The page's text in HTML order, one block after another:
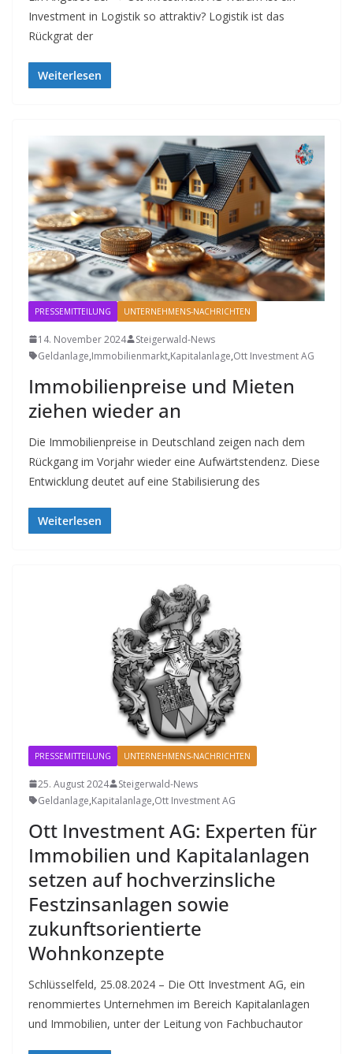
Investment in Logistik so attraktiv? Logistik ist das
Rückgrat der
Weiterlesen
PRESSEMITTEILUNG UNTERNEHMENS-NACHRICHTEN
14. November 2024
Steigerwald-News
Geldanlage,Immobilienmarkt,Kapitalanlage,Ott Investment AG
Immobilienpreise und Mieten
ziehen wieder an
Die Immobilienpreise in Deutschland zeigen nach dem
Rückgang im Vorjahr wieder eine Aufwärtstendenz. Diese
Entwicklung deutet auf eine Stabilisierung des
Weiterlesen
PRESSEMITTEILUNG UNTERNEHMENS-NACHRICHTEN
25. August 2024
Steigerwald-News
Geldanlage,Kapitalanlage,Ott Investment AG
Ott Investment AG: Experten für
Immobilien und Kapitalanlagen
setzen auf hochverzinsliche
Festzinsanlagen sowie
zukunftsorientierte
Wohnkonzepte
Schlüsselfeld, 25.08.2024 – Die Ott Investment AG, ein
renommiertes Unternehmen im Bereich Kapitalanlagen
und Immobilien, unter der Leitung von Fachbuchautor